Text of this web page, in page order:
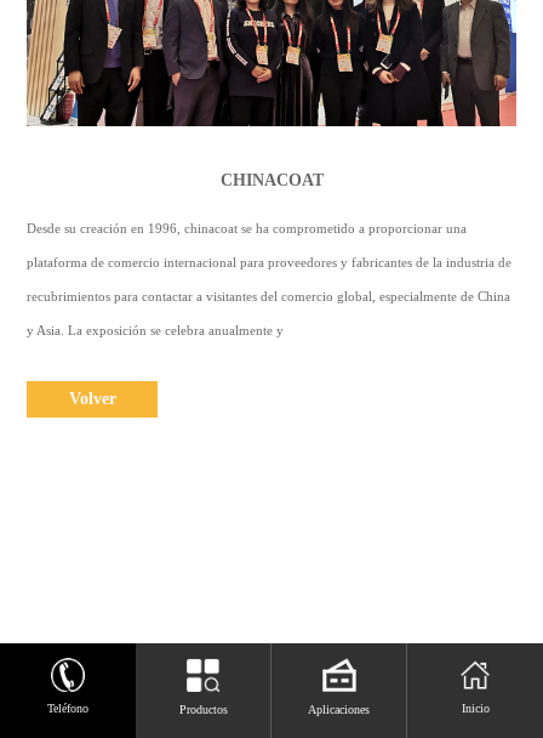
Productos
Aplicaciones
ENGLISH
中
CHINACOAT
Desde su creación en 1996, chinacoat se ha comprometido a proporcionar una
plataforma de comercio internacional para proveedores y fabricantes de la industria de
recubrimientos para contactar a visitantes del comercio global, especialmente de China
y Asia. La exposición se celebra anualmente y
Volver
Teléfono Productos Aplicaciones Inicio